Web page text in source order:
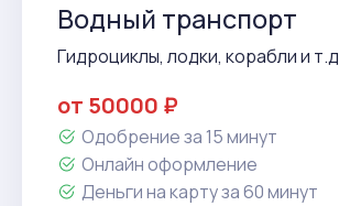
Водный транспорт
Гидроциклы, лодки, корабли и т.д
от 50000 ₽
Одобрение за 15 минут
Онлайн оформление
Деньги на карту за 60 минут